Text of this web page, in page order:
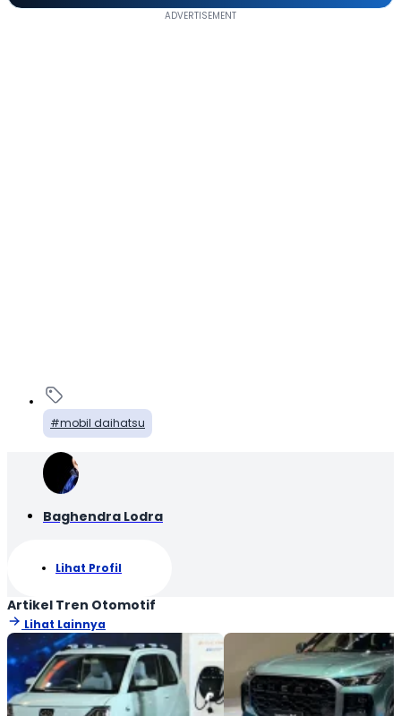
mobil daihatsu
Baghendra Lodra
Lihat Profil
Artikel Tren Otomotif
Lihat Lainnya